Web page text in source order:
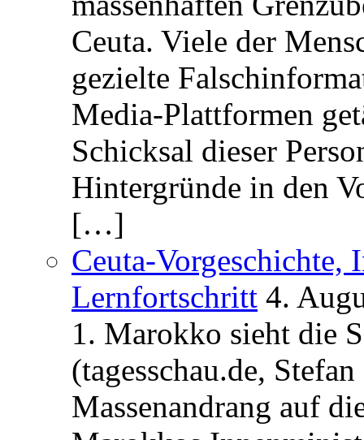
Ceuta. Viele der
gezielte
Media-Plattformen
Schicksal dieser
Hintergründe in den
[…]
Ceuta-Vorgeschichte,
Lernfortschritt 4.
1. Marokko sieht die
(tagesschau.de,
Massenandrang auf